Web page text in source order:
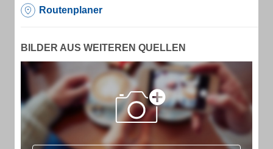
Routenplaner
BILDER AUS WEITEREN QUELLEN